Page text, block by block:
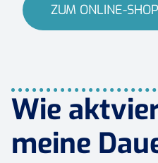
ZUM ONLINE-SHOP
Wie
meine